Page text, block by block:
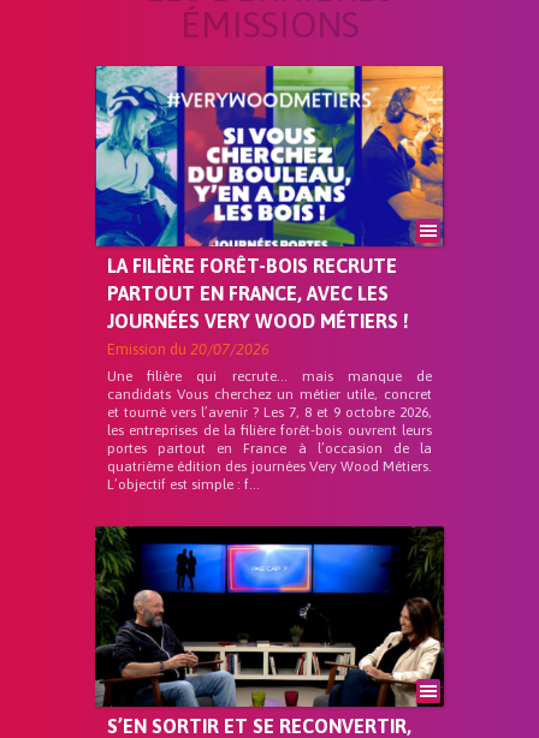
ÉMISSIONS
LA FILIÈRE FORÊT-BOIS RECRUTE
PARTOUT EN FRANCE, AVEC LES
JOURNÉES VERY WOOD MÉTIERS !
Emission du 20/07/2026
Une filière qui recrute… mais manque de
candidats Vous cherchez un métier utile, concret
et tourné vers l’avenir ? Les 7, 8 et 9 octobre 2026,
les entreprises de la filière forêt-bois ouvrent leurs
portes partout en France à l’occasion de la
quatrième édition des journées Very Wood Métiers.
L’objectif est simple : f...
S’EN SORTIR ET SE RECONVERTIR,